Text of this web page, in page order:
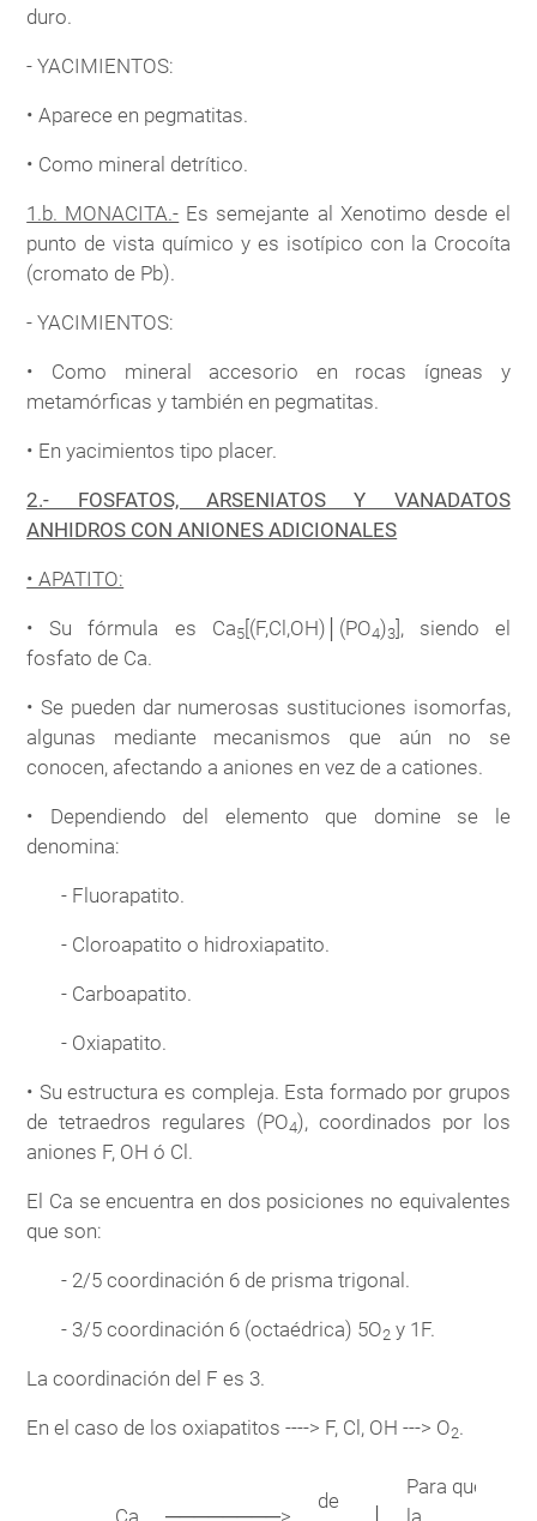
duro.
- YACIMIENTOS:
• Aparece en pegmatitas.
• Como mineral detrítico.
1.b. MONACITA.- Es semejante al Xenotimo desde el
punto de vista químico y es isotípico con la Crocoíta
(cromato de Pb).
- YACIMIENTOS:
• Como mineral accesorio en rocas ígneas y
metamórficas y también en pegmatitas.
• En yacimientos tipo placer.
2.- FOSFATOS, ARSENIATOS Y VANADATOS
ANHIDROS CON ANIONES ADICIONALES
• APATITO:
• Su fórmula es Ca5[(F,Cl,OH)│(PO4)3], siendo el
fosfato de Ca.
• Se pueden dar numerosas sustituciones isomorfas,
algunas mediante mecanismos que aún no se
conocen, afectando a aniones en vez de a cationes.
• Dependiendo del elemento que domine se le
denomina:
- Fluorapatito.
- Cloroapatito o hidroxiapatito.
- Carboapatito.
- Oxiapatito.
• Su estructura es compleja. Esta formado por grupos
de tetraedros regulares (PO4), coordinados por los
aniones F, OH ó Cl.
El Ca se encuentra en dos posiciones no equivalentes
que son:
- 2/5 coordinación 6 de prisma trigonal.
- 3/5 coordinación 6 (octaédrica) 5O2y 1F.
La coordinación del F es 3.
En el caso de los oxiapatitos ----> F, Cl, OH ---> O2.
de
Para que